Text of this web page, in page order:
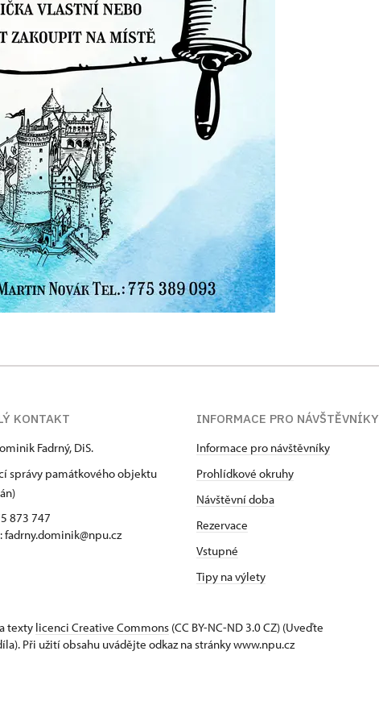
KONTAKT
Fadrný, DiS.
správy památkového objektu
873 747
fadrny.dominik@npu.cz
INFORMACE PRO NÁVŠTĚVNÍKY
Informace pro návštěvníky
Prohlídkové okruhy
Návštěvní doba
Rezervace
Vstupné
Tipy na výlety
texty licenci Creative Commons (CC BY-NC-ND 3.0 CZ) (Uveďte
Při užití obsahu uvádějte odkaz na stránky www.npu.cz